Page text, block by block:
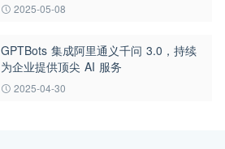
2025-05-08
GPTBots 集成阿里通义千问 3.0，持续
为企业提供顶尖 AI 服务
2025-04-30